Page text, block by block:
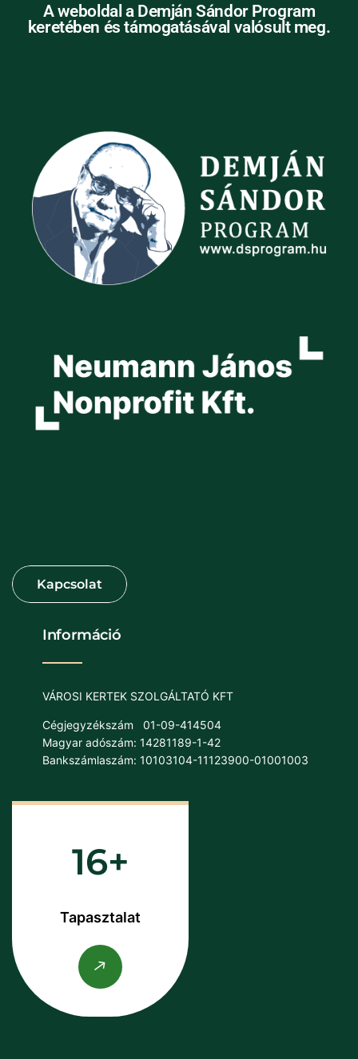
A weboldal a Demján Sándor Program
keretében és támogatásával valósult meg.
Információ
VÁROSI KERTEK SZOLGÁLTATÓ KFT
Cégjegyzékszám
01-09-414504
Magyar adószám: 14281189-1-42
Bankszámlaszám: 10103104-11123900-01001003
16
Tapasztalat